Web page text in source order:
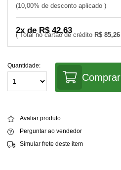
R$ 85,26
2x de R$ 42,63
10,00% de desconto aplicado
Quantidade:
Comprar
Avaliar produto
Perguntar ao vendedor
Simular frete deste item